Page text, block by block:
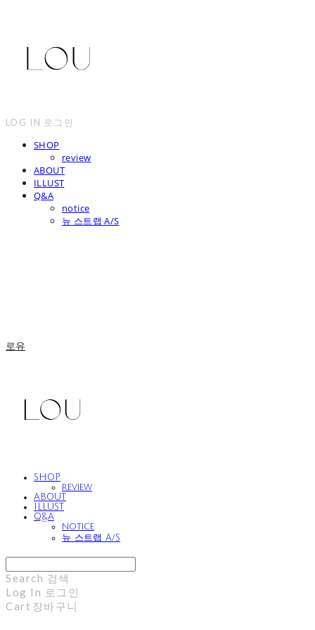
LOG IN 로그인
SHOP
review
ABOUT
ILLUST
Q&A
notice
뉴 스트랩 A/S
로유
SHOP
review
ABOUT
ILLUST
Q&A
notice
뉴 스트랩 A/S
Search 검색
Log In 로그인
Cart 장바구니